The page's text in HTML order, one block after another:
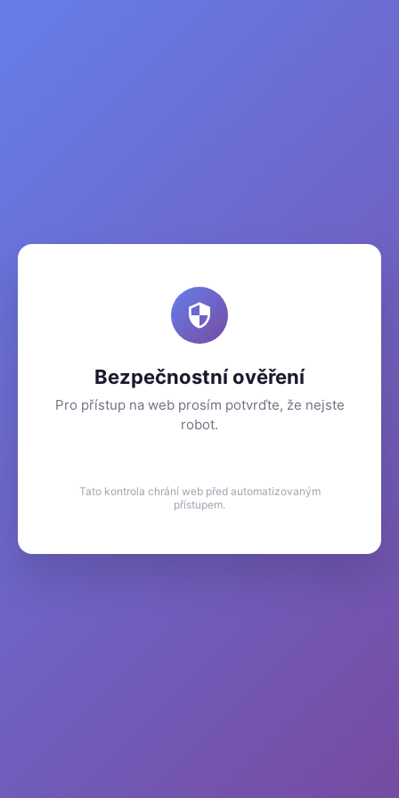
Bezpečnostní ověření
Pro přístup na web prosím potvrďte, že nejste
robot.
Tato kontrola chrání web před automatizovaným
přístupem.